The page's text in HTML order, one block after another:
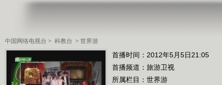
中国网络电视台 > 科教台 > 世界游
首播时间：2012年5月5日21:05
首播频道： 旅游卫视
所属栏目： 世界游